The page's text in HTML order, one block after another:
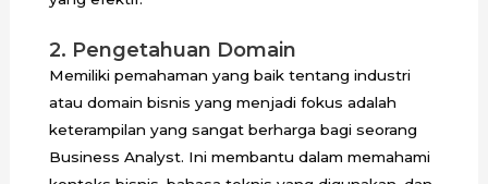
2. Pengetahuan Domain
Memiliki pemahaman yang baik tentang industri
atau domain bisnis yang menjadi fokus adalah
keterampilan yang sangat berharga bagi seorang
Business Analyst. Ini membantu dalam memahami